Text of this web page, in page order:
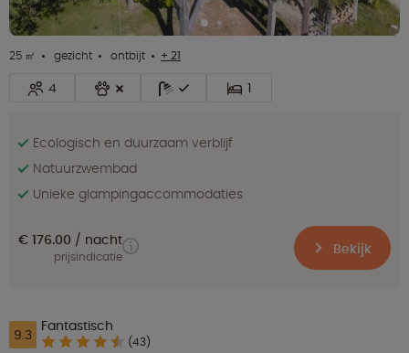
25 ㎡ gezicht ontbijt + 21
4 1
Ecologisch en duurzaam verblijf
Natuurzwembad
Unieke glampingaccommodaties
€ 176.00 nacht
prijsindicatie Bekijk
9.3 Fantastisch
(43)